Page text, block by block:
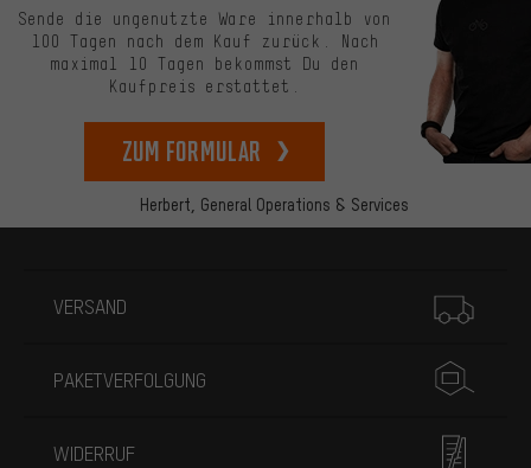
Herbert, General Operations & Services
Sende die ungenutzte Ware innerhalb von
100 Tagen nach dem Kauf zurück. Nach
maximal 10 Tagen bekommst Du den
Kaufpreis erstattet.
zum Formular
VERSAND
PAKETVERFOLGUNG
WIDERRUF